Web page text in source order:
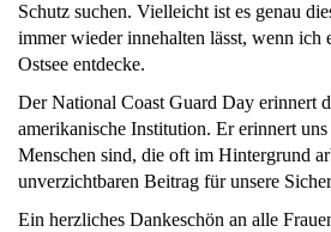
Schutz suchen. Vielleicht ist es genau
immer wieder innehalten lässt, wenn ich
Ostsee entdecke.
Der National Coast Guard Day erinnert
amerikanische Institution. Er erinnert
Menschen sind, die oft im Hintergrund
unverzichtbaren Beitrag für unsere
Ein herzliches Dankeschön an alle